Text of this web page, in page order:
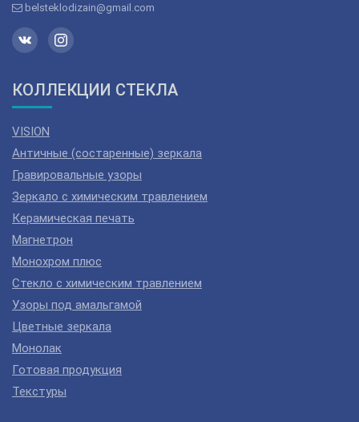
belsteklodizain@gmail.com
КОЛЛЕКЦИИ СТЕКЛА
VISION
Античные (состаренные) зеркала
Гравировальные узоры
Зеркало с химическим травлением
Керамическая печать
Магнетрон
Монохром плюс
Стекло с химическим травлением
Узоры под амальгамой
Цветные зеркала
Монолак
Готовая продукция
Текстуры